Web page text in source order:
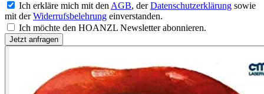
Ich erkläre mich mit den AGB, derDatenschutzerklärung sowie
mit derWiderrufsbelehrung einverstanden.
Ich möchte den HOANZL Newsletter abonnieren.